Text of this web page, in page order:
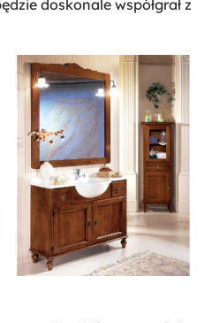
doskonale współgrał z